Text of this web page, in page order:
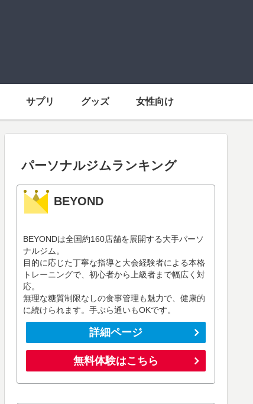
サプリ グッズ 女性向け
パーソナルジムランキング
BEYOND
BEYONDは全国約160店舗を展開する大手パーソ
ナルジム。
目的に応じた丁寧な指導と大会経験者による本格
トレーニングで、初心者から上級者まで幅広く対
応。
無理な糖質制限なしの食事管理も魅力で、健康的
に続けられます。手ぶら通いもOKです。
詳細ページ
無料体験はこちら